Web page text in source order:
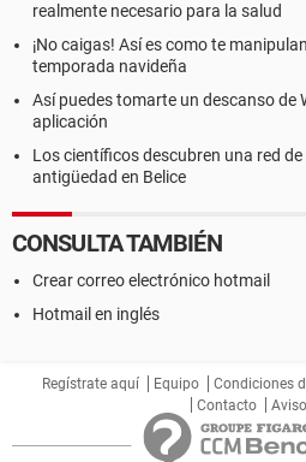
realmente necesario para la salud
¡No caigas! Así es como te
temporada navideña
Así puedes tomarte un descanso de
aplicación
Los científicos descubren una red
antigüedad en Belice
CONSULTA TAMBIÉN
Crear correo electrónico hotmail
Hotmail en inglés
Regístrate aquí Equipo Condiciones
Contacto